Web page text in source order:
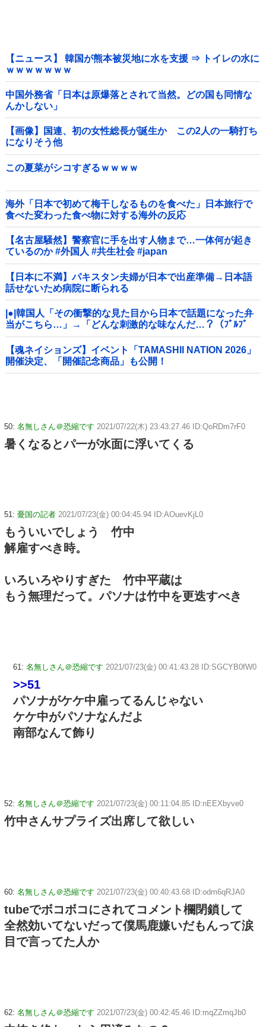
【ニュース】 韓国が熊本被災地に水を支援 ⇒ トイレの水に
ｗｗｗｗｗｗｗ
中国外務省「日本は原爆落とされて当然。どの国も同情な
んかしない」
【画像】国連、初の女性総長が誕生か この2人の一騎打ち
になりそう他
この夏菜がシコすぎるｗｗｗｗ
海外「日本で初めて梅干しなるものを食べた」日本旅行で
食べた変わった食べ物に対する海外の反応
【名古屋騒然】警察官に手を出す人物まで…一体何が起き
ているのか #外国人 #共生社会 #japan
【日本に不満】パキスタン夫婦が日本で出産準備→日本語
話せないため病院に断られる
|●|韓国人「その衝撃的な見た目から日本で話題になった弁
当がこちら…」→「どんな刺激的な味なんだ…？（ﾌﾞﾙﾌﾞ
ﾙ」＝韓国の反応
【魂ネイションズ】イベント「TAMASHII NATION 2026」
開催決定、「開催記念商品」も公開！
50: 名無しさん＠恐縮です 2021/07/22(木) 23:43:27.46 ID:QoRDm7rF0
暑くなるとパ一が水面に浮いてくる
51: 憂国の記者 2021/07/23(金) 00:04:45.94 ID:AOuevKjL0
もういいでしょう 竹中
解雇すべき時。
いろいろやりすぎた 竹中平蔵は
もう無理だって。パソナは竹中を更迭すべき
61: 名無しさん＠恐縮です 2021/07/23(金) 00:41:43.28 ID:SGCYB0fW0
>>51
パソナがケケ中雇ってるんじゃない
ケケ中がパソナなんだよ
南部なんて飾り
52: 名無しさん＠恐縮です 2021/07/23(金) 00:11:04.85 ID:nEEXbyve0
竹中さんサプライズ出席して欲しい
60: 名無しさん＠恐縮です 2021/07/23(金) 00:40:43.68 ID:odm6qRJA0
tubeでボコボコにされてコメント欄閉鎖して
全然効いてないだって僕馬鹿嫌いだもんって涙
目で言ってた人か
62: 名無しさん＠恐縮です 2021/07/23(金) 00:42:45.46 ID:mqZZmqJb0